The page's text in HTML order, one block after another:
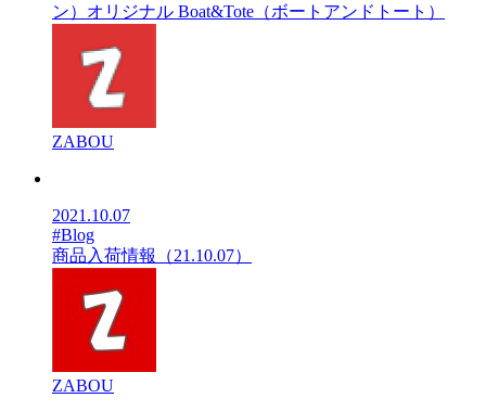
ン）オリジナル Boat&Tote（ボートアンドトート）
ZABOU
2021.10.07
#Blog
商品入荷情報（21.10.07）
ZABOU